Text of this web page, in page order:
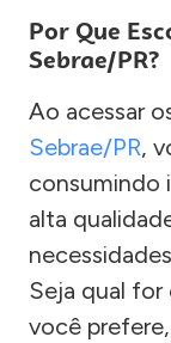
Por Que
Sebrae/PR?
Ao acessar
Sebrae/PR,
consumindo
alta
Seja qual
você